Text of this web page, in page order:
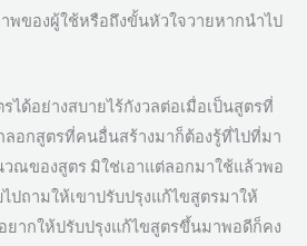
พของผู้ใช้หรือถึงขั้นหัวใจวายหากนำไป
ได้อย่างสบายไร้กังวลต่อเมื่อเป็นสูตรที่
ลอกสูตรที่คนอื่นสร้างมาก็ต้องรู้ที่ไปที่มา
ณของสูตร มิใช่เอาแต่ลอกมาใช้แล้วพอ
ถามให้เขาปรับปรุงแก้ไขสูตรมาให้
ยากให้ปรับปรุงแก้ไขสูตรขึ้นมาพอดีก็คง